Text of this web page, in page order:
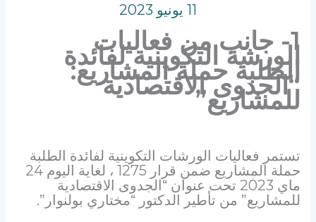
11 يونيو 2023
1- جانب من فعاليات
الورشة التكوينية لفائدة
الطلبة حملة المشاريع:
“الجدوى الاقتصادية
للمشاريع”
تستمر فعاليات الورشات التكوينية لفائدة الطلبة
حملة المشاريع ضمن قرار 1275 ، لغاية اليوم 24
ماي 2023 تحت عنوان “الجدوى الاقتصادية
للمشاريع” من تأطير الدكتور “مختاري بولنوار”.